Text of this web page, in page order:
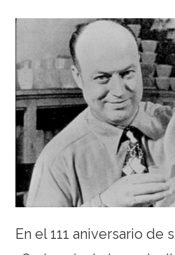
En el 111 aniversario de